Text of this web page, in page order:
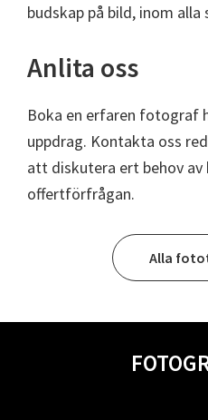
budskap på bild, inom
Anlita oss
Boka en erfaren fotograf
uppdrag. Kontakta oss
att diskutera ert behov av
offertförfrågan.
Alla